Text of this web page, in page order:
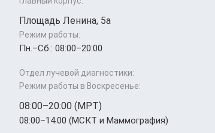
Площадь Ленина, 5а
Режим работы:
Пн.–Cб.: 08:00–20:00
Отдел лучевой диагностики:
Режим работы в Воскресенье:
08:00–20:00 (МРТ)
08:00–14:00 (МСКТ и Маммография)